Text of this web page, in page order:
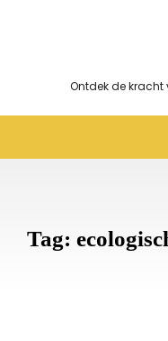
Ontdek de
Tag: